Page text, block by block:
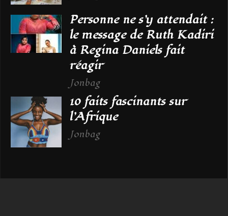
Personne ne s’y attendait :
le message de Ruth Kadiri
à Regina Daniels fait
réagir
Jonbag
10 faits fascinants sur
l’Afrique
Jonbag